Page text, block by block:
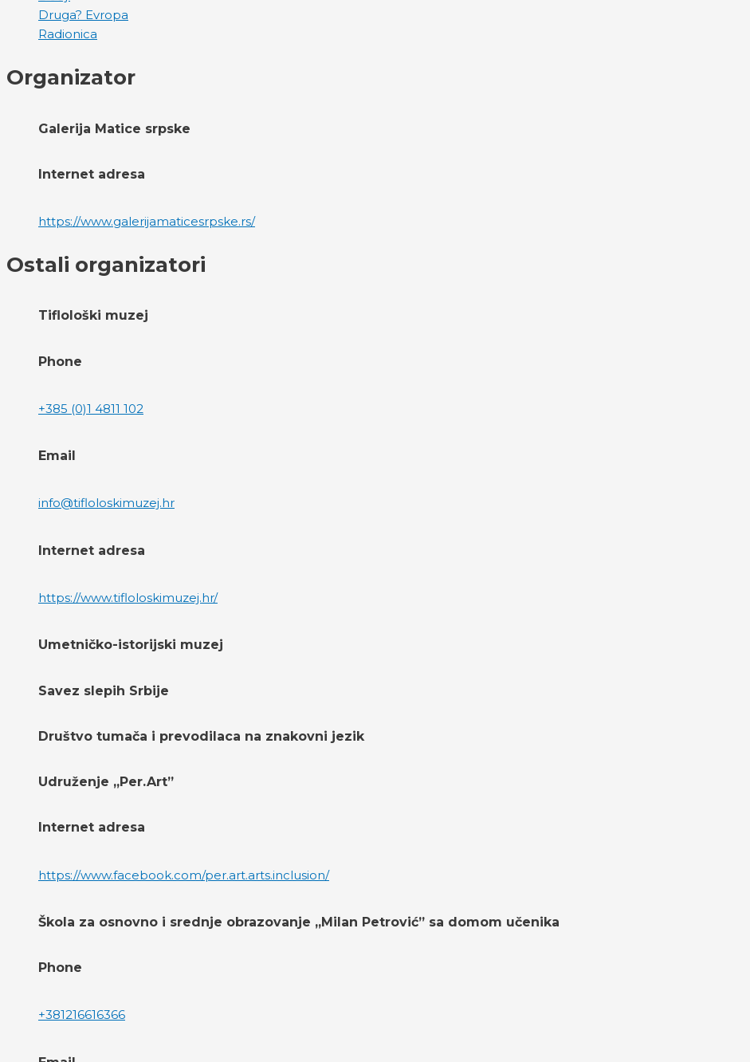
Druga? Evropa
Radionica
Organizator
Galerija Matice srpske
Internet adresa
https://www.galerijamaticesrpske.rs/
Ostali organizatori
Tiflološki muzej
Phone
+385 (0)1 4811 102
Email
info@tifloloskimuzej.hr
Internet adresa
https://www.tifloloskimuzej.hr/
Umetničko-istorijski muzej
Savez slepih Srbije
Društvo tumača i prevodilaca na znakovni jezik
Udruženje „Per.Art”
Internet adresa
https://www.facebook.com/per.art.arts.inclusion/
Škola za osnovno i srednje obrazovanje „Milan Petrović” sa domom učenika
Phone
+381216616366